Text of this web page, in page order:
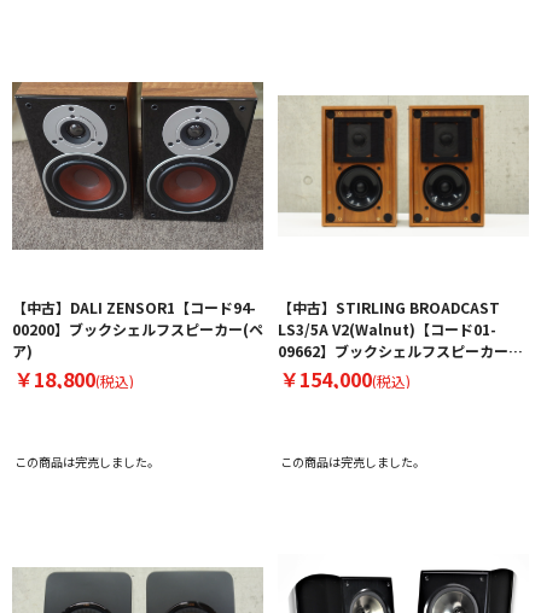
【中古】DALI ZENSOR1【コード94-
00200】ブックシェルフスピーカー(ペ
ア)
￥18,800(税込)
この商品は完売しました。
【中古】STIRLING BROADCAST
LS3/5A V2(Walnut)【コード01-
09662】ブックシェルフスピーカー
（ペア）
￥154,000(税込)
この商品は完売しました。